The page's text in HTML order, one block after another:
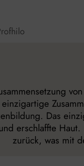
Das
erschlaffte
zurück, was mit